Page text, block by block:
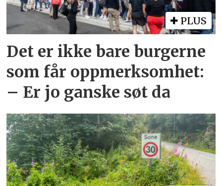
PLUS
Det er ikke bare burgerne
som får oppmerksomhet:
– Er jo ganske søt da